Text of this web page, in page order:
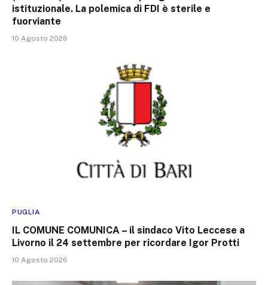
istituzionale. La polemica di FDI è sterile e
fuorviante
10 Agosto 2026
PUGLIA
IL COMUNE COMUNICA – il sindaco Vito Leccese a
Livorno il 24 settembre per ricordare Igor Protti
10 Agosto 2026